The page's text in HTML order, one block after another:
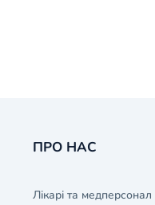
ПРО НАС
Лікарі та медперсонал